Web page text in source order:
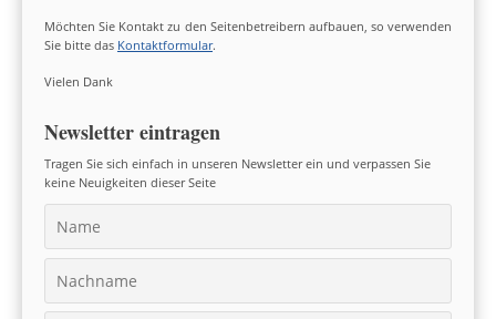
Möchten Sie Kontakt zu den Seitenbetreibern aufbauen, so verwenden
Sie bitte das Kontaktformular.
Vielen Dank
Newsletter eintragen
Tragen Sie sich einfach in unseren Newsletter ein und verpassen Sie
keine Neuigkeiten dieser Seite